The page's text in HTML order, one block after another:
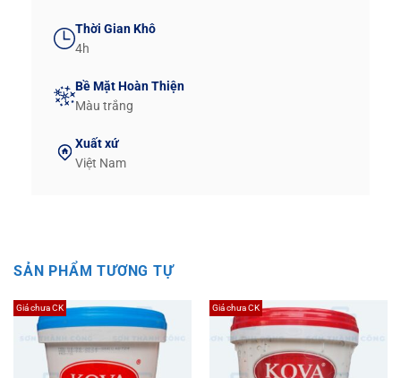
Thời Gian Khô
4h
Bề Mặt Hoàn Thiện
Màu trắng
Xuất xứ
Việt Nam
SẢN PHẨM TƯƠNG TỰ
Giá chưa CK Giá chưa CK